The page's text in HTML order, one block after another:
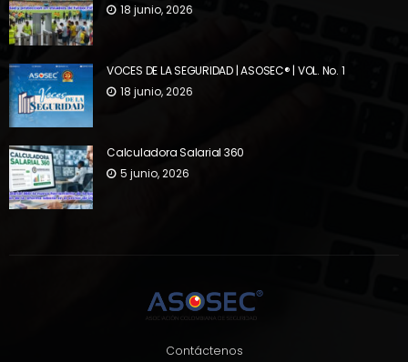
18 junio, 2026
VOCES DE LA SEGURIDAD | ASOSEC® | VOL. No. 1
18 junio, 2026
Calculadora Salarial 360
5 junio, 2026
Contáctenos